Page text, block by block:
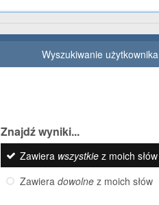
Wyszukiwanie użytkownika
Znajdź wyniki...
Zawiera wszystkiez moich słów
Zawiera dowolnez moich słów